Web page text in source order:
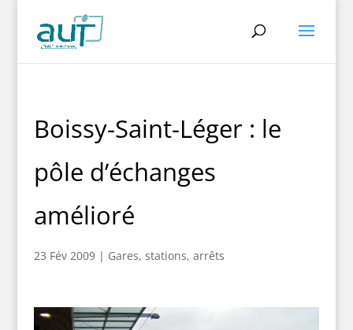
Boissy-Saint-Léger : le
pôle d’échanges
amélioré
23 Fév 2009| Gares, stations, arrêts